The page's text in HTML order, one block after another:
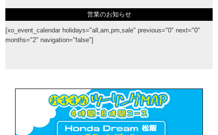
営業のお知らせ
[xo_event_calendar holidays="all,am,pm,sale" previous="0" next="0"
months="2" navigation="false"]